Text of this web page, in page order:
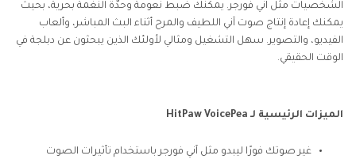
الشخصيات مثل آني فورجر. يمكنك ضبط نعومة وحدّة النغمة بحرية، بحيث
يمكنك إعادة إنتاج صوت آني اللطيف والمرح أثناء البث المباشر، وألعاب
الفيديو، والتصوير. سهل التشغيل ومثالي لأولئك الذين يبحثون عن دبلجة في
الوقت الحقيقي.
الميزات الرئيسية لـ HitPaw VoicePea
غير صوتك فورًا ليبدو مثل آني فورجر باستخدام تأثيرات الصوت